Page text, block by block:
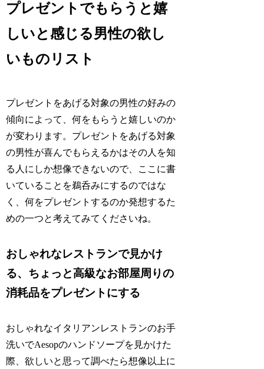
プレゼントでもらうと嬉
しいと感じる男性の欲し
いものリスト
プレゼントをあげる対象の男性の好みの
傾向によって、何をもらうと嬉しいのか
が変わります。プレゼントをあげる対象
の男性が喜んでもらえるかはその人を知
る人にしか想像できないので、ここに書
いていることを鵜呑みにするのではな
く、何をプレゼントするのか発想するた
めの一つと考えてみてくださいね。
おしゃれなレストランで見かけ
る、ちょっと高級なお部屋周りの
消耗品をプレゼントにする
おしゃれなイタリアンレストランのお手
洗いでAesopのハンドソープを見かけた
際、欲しいと思って調べたら想像以上に